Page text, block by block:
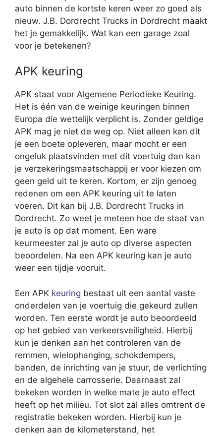
auto binnen de kortste keren weer zo goed als
nieuw. J.B. Dordrecht Trucks in Dordrecht maakt
het je gemakkelijk. Wat kan een garage zoal
voor je betekenen?
APK keuring
APK staat voor Algemene Periodieke Keuring.
Het is één van de weinige keuringen binnen
Europa die wettelijk verplicht is. Zonder geldige
APK mag je niet de weg op. Niet alleen kan dit
je een boete opleveren, maar mocht er een
ongeluk plaatsvinden met dit voertuig dan kan
je verzekeringsmaatschappij er voor kiezen om
geen geld uit te keren. Kortom, er zijn genoeg
redenen om een APK keuring uit te laten
voeren. Dit kan bij J.B. Dordrecht Trucks in
Dordrecht. Zo weet je meteen hoe de staat van
je auto is op dat moment. Een ware
keurmeester zal je auto op diverse aspecten
beoordelen. Na een APK keuring kan je auto
weer een tijdje vooruit.
Een APK keuring bestaat uit een aantal vaste
onderdelen van je voertuig die gekeurd zullen
worden. Ten eerste wordt je auto beoordeeld
op het gebied van verkeersveiligheid. Hierbij
kun je denken aan het controleren van de
remmen, wielophanging, schokdempers,
banden, de inrichting van je stuur, de verlichting
en de algehele carrosserie. Daarnaast zal
bekeken worden in welke mate je auto effect
heeft op het milieu. Tot slot zal alles omtrent de
registratie bekeken worden. Hierbij kun je
denken aan de kilometerstand, het